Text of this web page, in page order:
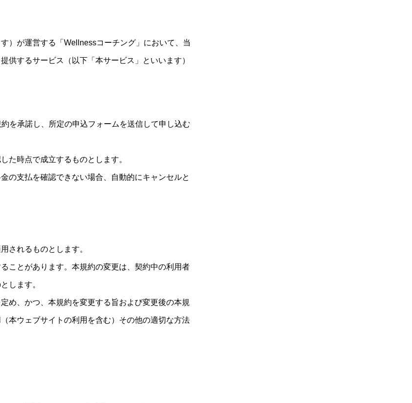
）が運営する「Wellnessコーチング」において、当
供するサービス（以下「本サービス」といいます）
を承諾し、所定の申込フォームを送信して申し込む
た時点で成立するものとします。
の支払を確認できない場合、自動的にキャンセルと
されるものとします。
ことがあります。本規約の変更は、契約中の利用者
します。
め、かつ、本規約を変更する旨および変更後の本規
本ウェブサイトの利用を含む）その他の適切な方法